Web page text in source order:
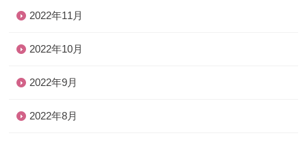
2022年11月
2022年10月
2022年9月
2022年8月